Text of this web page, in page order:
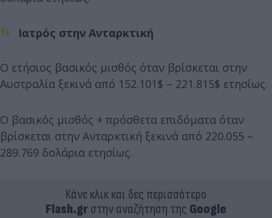
Ιατρός στην Ανταρκτική
Ο ετήσιος βασικός μισθός όταν βρίσκεται στην
Αυστραλία ξεκινά από 152.101$ – 221.815$ ετησίως.
Ο βασικός μισθός + πρόσθετα επιδόματα όταν
βρίσκεται στην Ανταρκτική ξεκινά από 220.055 –
289.769 δολάρια ετησίως.
Κάνε κλικ και δες περισσότερο
Flash.grστην αναζήτηση της Google